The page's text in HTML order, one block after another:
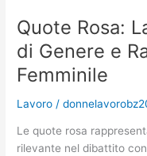
Quote Rosa:
di Genere e
Femminile
Lavoro /
Le quote rosa
rilevante nel dibattito